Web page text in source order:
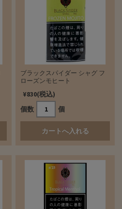
ブラックスパイダー シャグ フ
ローズンモヒート
¥830(税込)
個数
個